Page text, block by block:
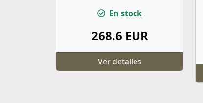
En stock
268.6 EUR
Ver detalles